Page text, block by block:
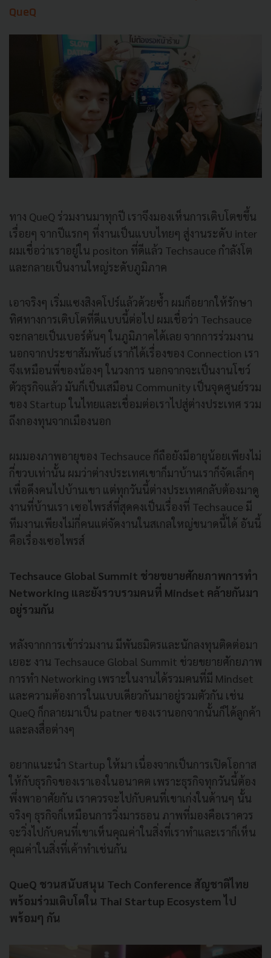
QueQ
ทาง QueQ ร่วมงานมาทุกปี เราจึงมองเห็นการเติบโตขขึ้น
เรื่อยๆ จากปีแรกๆ ที่งานเป็นแบบไทยๆ สู่งานระดับ inter
ผมเชื่อว่าเราอยู่ใน positon ที่ดีแล้ว Techsauce กำลังโต
และกลายเป็นงานใหญ่ระดับภูมิภาค
เอาจริงๆ เริ่มแซงสิงคโปร์แล้วด้วยซ้ำ ผมก็อยากให้รักษา
ทิศทางการเติบโตที่ดีแบบนี้ต่อไป ผมเชื่อว่า Techsauce
จะกลายเป็นเบอร์ต้นๆ ในภูมิภาคได้เลย จากการร่วมงาน
นอกจากประชาสัมพันธ์ เราก้ได้เรื่องของ Connection เรา
จึงเหมือนพี่ของน้องๆ ในวงการ นอกจากจะเป็นงานโชว์
ตัวธุรกิจแล้ว มันก็เป็นเสมือน Community เป็นจุดศูนย์รวม
ของ Startup ในไทยและเชื่อมต่อเราไปสู่ต่างประเทศ รวม
ถึงกองทุนจากเมืองนอก
ผมมองภาพอายุของ Techsauce ก็ถือยังมีอายุน้อยเพียงไม่
กี่ขวบเท่านั้น ผมว่าต่างประเทศเขาก็มาบ้านเราก็จัดเล็กๆ
เพื่อดึงคนไปบ้านเขา แต่ทุกวันนี้ต่างประเทศกลับต้องมาดู
งานที่บ้านเรา เซอไพรส์ที่สุดคงเป็นเรื่องที่ Techsauce มี
ทีมงานเพียงไม่กี่คนแต่จัดงานในสเกลใหญ่ขนาดนี้ได้ อันนี้
คือเรื่องเซอไพรส์
Techsauce Global Summit ช่วยขยายศักยภาพการทำ
Networking และยังรวบรวมคนที่ Mindset คล้ายกันมา
อยู่รวมกัน
หลังจากการเข้าร่วมงาน มีพันธมิตรและนักลงทุนติดต่อมา
เยอะ งาน Techsauce Global Summit ช่วยขยายศักยภาพ
การทำ Networking เพราะในงานได้รวมคนที่มี Mindset
และความต้องการในแบบเดียวกันมาอยู่รวมตัวกัน เช่น
QueQ ก็กลายมาเป็น patner ของเรานอกจากนั้นก็ได้ลูกค้า
และลงสื่อต่างๆ
อยากแนะนำ Startup ให้มา เนื่องจากเป็นการเปิดโอกาส
ให้กับธุรกิจของเราเองในอนาคต เพราะธุรกิจทุกวันนี้ต้อง
พึ่งพาอาศัยกัน เราควรจะไปกับคนที่เขาเก่งในด้านๆ นั้น
จริงๆ ธุรกิจก็เหมือนการวิ่งมารธอน ภาพที่มองคือเราควร
จะวิ่งไปกับคนที่เขาเห็นคุณค่าในสิ่งที่เราทำและเราก็เห็น
คุณค่าในสิ่งที่เค้าทำเช่นกัน
QueQ ชวนสนับสนุน Tech Conference สัญชาติไทย
พร้อมร่วมเติบโตใน Thai Startup Ecosystem ไป
พร้อมๆ กัน